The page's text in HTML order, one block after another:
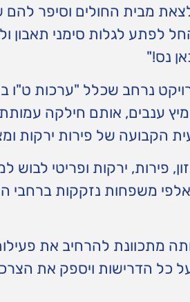
מבית החולים וסיפר להם
לפתע לגלות סימני תאבון
נס!"
נרחב שכלל "ערכות ט"ו
מיץ ענבים, אותם חילקה
של פירות ירקות
פירות, ירקות ופריטי לבוש
משפחות נזקקות ברחבי
מתכוונת להרחיב את
כל הדרישות ויספק את